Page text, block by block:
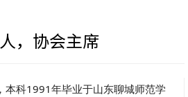
，协会主席
本科1991年毕业于山东聊城师范学